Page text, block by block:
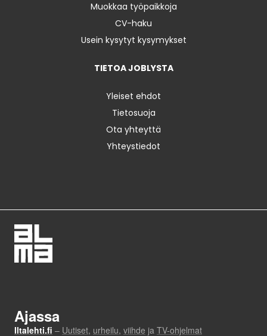
Muokkaa työpaikkoja
CV-haku
Usein kysytyt kysymykset
TIETOA JOBLYSTA
Yleiset ehdot
Tietosuoja
Ota yhteyttä
Yhteystiedot